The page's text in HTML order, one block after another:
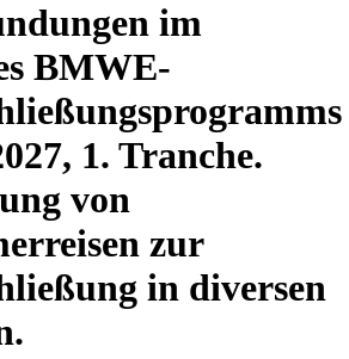
im
BMWE-
1. Tranche.
von
zur
in diversen